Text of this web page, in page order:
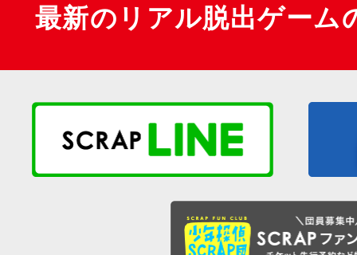
最新のリアル脱出ゲーム